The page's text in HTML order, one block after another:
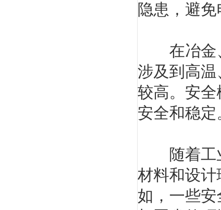
隐患，避
在冶金、
涉及到高
较高。安
安全和稳定
随着工业
材料和设
如，一些